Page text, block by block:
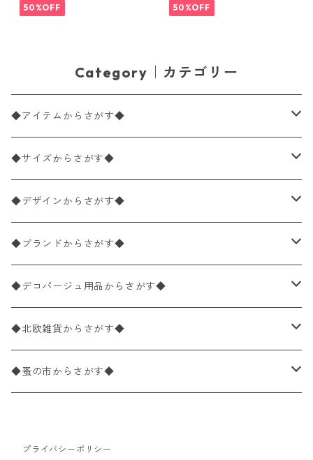
50%OFF 50%OFF
Category｜カテゴリー
◆アイテムからさがす◆
ペーパーナプキン2枚バラ売り
ペーパーナプキン1枚バラ売り
ペーパーナプキン20枚入りパック
ペーパーナプキン10枚入りパック
ライスペーパー
ペーパーリネンナプキン
ワックスペーパー
◆サイズからさがす◆
33×33cm（ランチサイズ）
バラ売り
パック売り
25×25cm（カクテルサイズ）
バラ売り
パック売り
40×40cm（ディナーサイズ）
バラ売り
パック売り
21×21cm（ポケットサイズ）
バラ売り
33cm（ラウンド）
◆デザインからさがす◆
花柄
植物・グリーン柄
動物・鳥・昆虫・蝶柄
海・魚柄
食べ物・フルーツ・野菜・ドリンク柄
◆ブランドからさがす◆
ドイツ製 IHR/イア
ランチサイズ
カクテルサイズ
ドイツ製 Ambiente/アンビエンテ
ランチサイズ
ドイツ製 Paperproducts Design
カクテルサイズ
ランチサイズ
ドイツ製 ti-flair/ティーフレア
◆デコパージュ用品からさがす◆
デコパージュ液
デコパージュ下地
デコパージュはさみ
◆北欧雑貨からさがす◆
シリコンモールド
トレイ
◆蚤の市からさがす◆
北欧雑貨
プライバシーポリシー